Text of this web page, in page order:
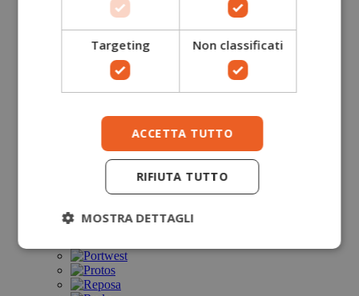
Targeting Non classificati
ACCETTA TUTTO
RIFIUTA TUTTO
MOSTRA DETTAGLI